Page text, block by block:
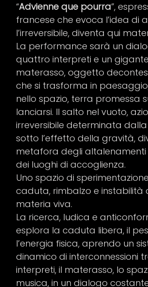
“Advienne que pourra”,
francese che evoca l’idea di
l’irreversibile, diventa qui
La performance sarà un
quattro interpreti e un
materasso, oggetto
che si trasforma in
nello spazio, terra promessa
lanciarsi. Il salto nel vuoto,
irreversibile determinata
sotto l’effetto della gravità,
metafora degli altalenamenti
dei luoghi di accoglienza.
Uno spazio di
caduta, rimbalzo e instabilità
materia viva.
La ricerca, ludica e
esplora la caduta libera, il
l’energia fisica, aprendo un
dinamico di interconnessioni
interpreti, il materasso, lo
musica, in un dialogo